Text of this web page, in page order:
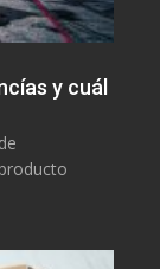
y cuál